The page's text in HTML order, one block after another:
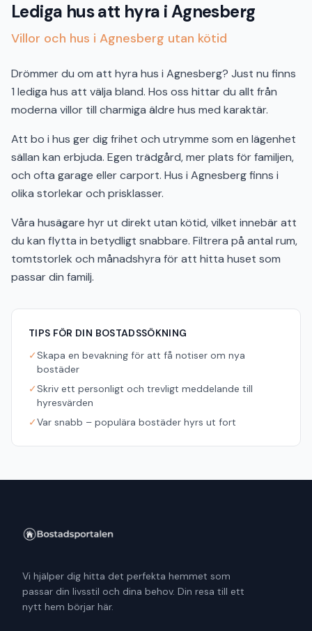
Lediga hus att hyra i Agnesberg
Villor och hus i Agnesberg utan kötid
Drömmer du om att hyra hus i Agnesberg? Just nu finns
1 lediga hus att välja bland. Hos oss hittar du allt från
moderna villor till charmiga äldre hus med karaktär.
Att bo i hus ger dig frihet och utrymme som en lägenhet
sällan kan erbjuda. Egen trädgård, mer plats för familjen,
och ofta garage eller carport. Hus i Agnesberg finns i
olika storlekar och prisklasser.
Våra husägare hyr ut direkt utan kötid, vilket innebär att
du kan flytta in betydligt snabbare. Filtrera på antal rum,
tomtstorlek och månadshyra för att hitta huset som
passar din familj.
TIPS FÖR DIN BOSTADSSÖKNING
✓Skapa en bevakning för att få notiser om nya
bostäder
✓Skriv ett personligt och trevligt meddelande till
hyresvärden
✓Var snabb – populära bostäder hyrs ut fort
Vi hjälper dig hitta det perfekta hemmet som
passar din livsstil och dina behov. Din resa till ett
nytt hem börjar här.